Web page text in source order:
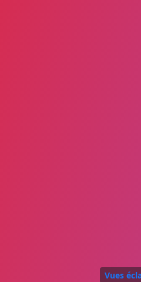
Vues